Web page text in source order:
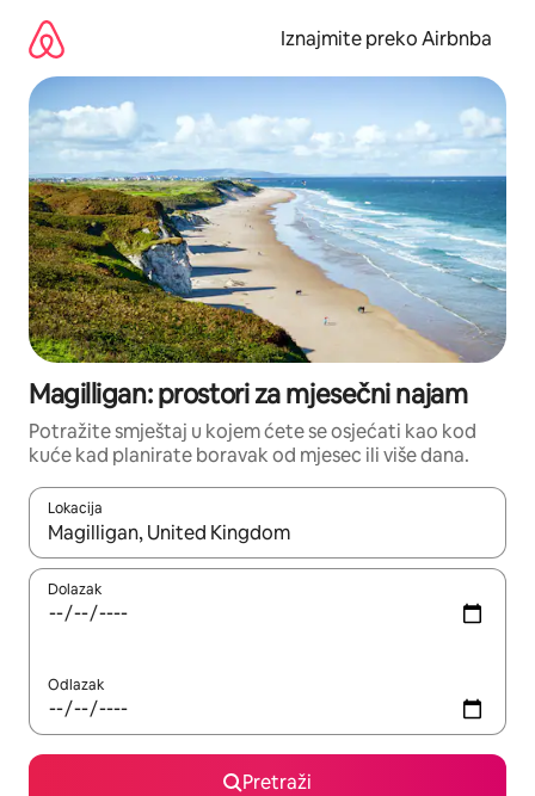
sadržaj
Iznajmite preko Airbnba
Magilligan: prostori za mjesečni najam
Potražite smještaj u kojem ćete se osjećati kao kod
kuće kad planirate boravak od mjesec ili više dana.
Lokacija
Kada budu dostupni rezultati, moći ćete ih pregledati
Dolazak
Odlazak
Pretraži